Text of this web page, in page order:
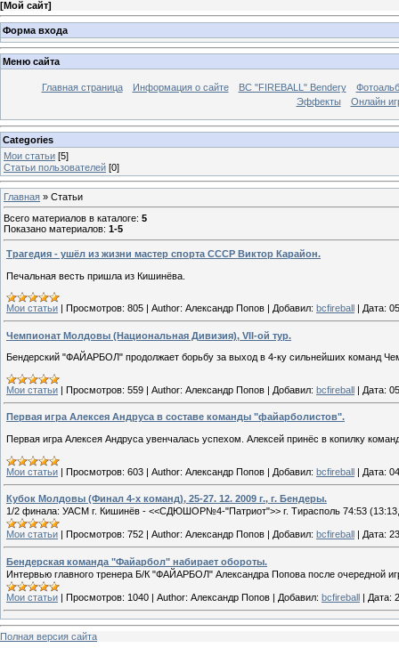
[Мой сайт]
Форма входа
Меню сайта
Главная страница Информация о сайте BC "FIREBALL" Bendery
Эффекты
Онлайн
Categories
Мои статьи [5]
Статьи пользователей [0]
Главная » Статьи
Всего материалов в каталоге: 5
Показано материалов: 1-5
Трагедия - ушёл из жизни мастер спорта СССР Виктор Карайон.
Печальная весть пришла из Кишинёва.
Мои статьи Просмотров: 805 Author: Александр Попов Добавил: bcfireball Дата:
Чемпионат Молдовы (Национальная Дивизия), VII-ой тур.
Бендерский "ФАЙАРБОЛ" продолжает борьбу за выход в 4-ку сильнейших команд
Мои статьи | Просмотров: 559 | Author: Александр Попов | Добавил: bcfireball | Дата:
Первая игра Алексея Андруса в составе команды "файарболистов".
Первая игра Алексея Андруса увенчалась успехом. Алексей принёс в копилку
Мои статьи | Просмотров: 603 | Author: Александр Попов | Добавил: bcfireball | Дата:
Кубок Молдовы (Финал 4-х команд), 25-27. 12. 2009 г., г. Бендеры.
1/2 финала: УАСМ г. Кишинёв - <<СДЮШОР№4-"Патриот">> г. Тирасполь 74:53 (13:13,
Мои статьи | Просмотров: 752 | Author: Александр Попов | Добавил: bcfireball | Дата:
Бендерская команда "Файарбол" набирает обороты.
Интервью главного тренера Б/К "ФАЙАРБОЛ" Александра Попова после очередной
Мои статьи | Просмотров: 1040 | Author: Александр Попов | Добавил: bcfireball | Дата:
Полная версия сайта